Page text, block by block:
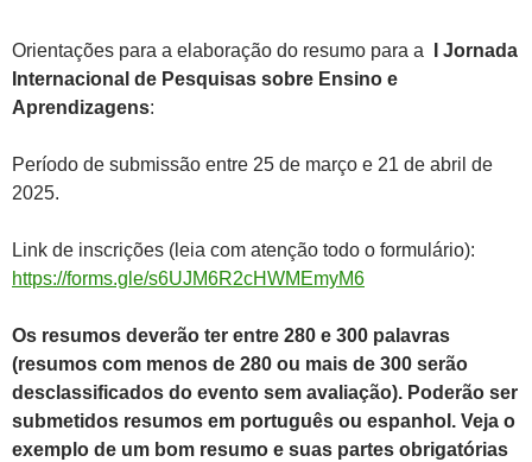
Orientações para a elaboração do resumo para a
I Jornada
Internacional de Pesquisas sobre Ensino e
Aprendizagens:
Período de submissão entre 25 de março e 21 de abril de
2025.
Link de inscrições (leia com atenção todo o formulário):
https://forms.gle/s6UJM6R2cHWMEmyM6
Os resumos deverão ter entre 280 e 300 palavras
(resumos com menos de 280 ou mais de 300 serão
desclassificados do evento sem avaliação). Poderão ser
submetidos resumos em português ou espanhol. Veja o
exemplo de um bom resumo e suas partes obrigatórias